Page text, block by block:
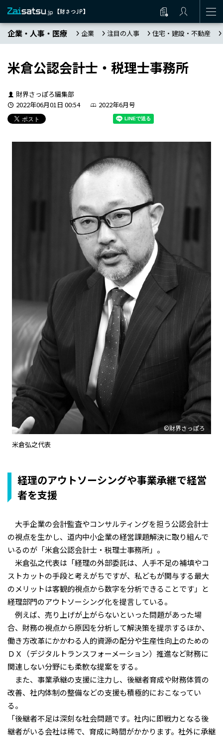
企業・人事・医療 企業 注目の人事 住宅・建設・不動産
米倉公認会計士・税理士事務所
財界さっぽろ編集部
2022年06月01日 00:54
2022年6月号
©財界さっぽろ
米倉弘之代表
経理のアウトソーシングや事業承継で経営
者を支援
大手企業の会計監査やコンサルティングを担う公認会計士
の視点を生かし、道内中小企業の経営課題解決に取り組んで
いるのが「米倉公認会計士・税理士事務所」。
米倉弘之代表は「経理の外部委託は、人手不足の補填やコ
ストカットの手段と考えがちですが、私どもが関与する最大
のメリットは客観的視点から数字を分析できることです」と
経理部門のアウトソーシング化を提言している。
例えば、売り上げが上がらないといった問題があった場
合、財務の視点から原因を分析して解決策を提示するほか、
働き方改革にかかわる人的資源の配分や生産性向上のための
ＤＸ（デジタルトランスフォーメーション）推進など財務に
関連しない分野にも柔軟な提案をする。
また、事業承継の支援に注力し、後継者育成や財務体質の
改善、社内体制の整備などの支援も積極的におこなってい
る。
「後継者不足は深刻な社会問題です。社内に即戦力となる後
継者がいる会社は稀で、育成に時間がかかります。社外に承継